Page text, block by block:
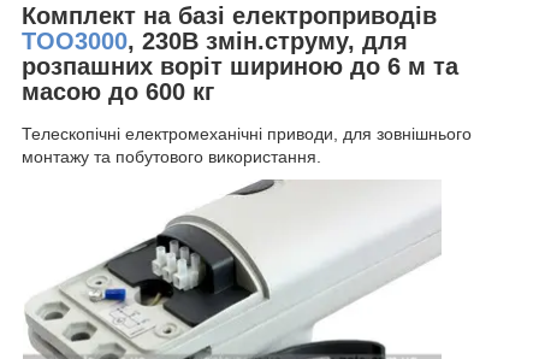
Комплект на базі електроприводів
TOO3000, 230В змін.струму, для
розпашних воріт шириною до 6 м та
масою до 600 кг
Телескопічні електромеханічні приводи, для зовнішнього
монтажу та побутового використання.